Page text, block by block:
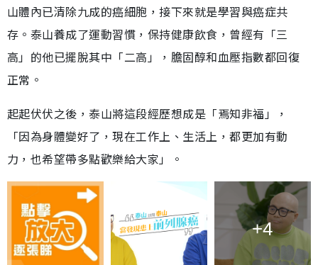
山體內已清除九成的癌細胞，接下來就是學習與癌症共
存。泰山養成了運動習慣，保持健康飲食，曾經有「三
高」的他已擺脫其中「二高」，膽固醇和血壓指數都回復
正常。
起起伏伏之後，泰山將這段經歷想成是「焉知非福」，
「因為身體變好了，現在工作上、生活上，都更加有動
力，也希望帶多點歡樂給大家」。
+4